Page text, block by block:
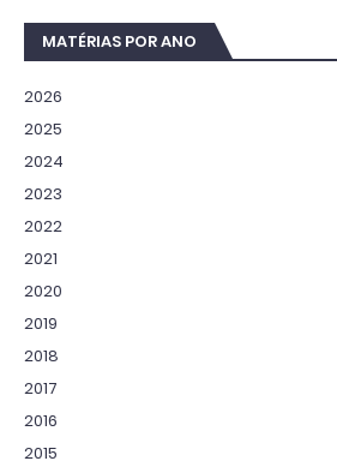
MATÉRIAS POR ANO
2026
2025
2024
2023
2022
2021
2020
2019
2018
2017
2016
2015